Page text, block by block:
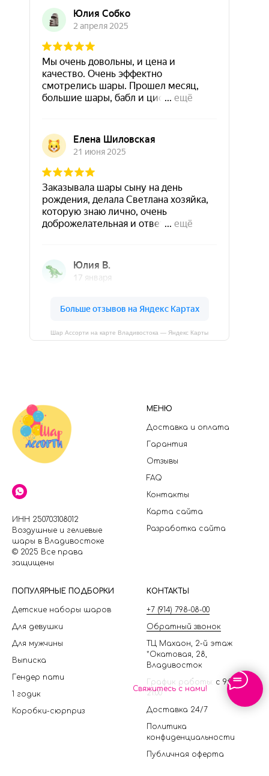
Свяжитесь с нами!
Шар Ассорти на карте Владивостока — Яндекс Карты
ИНН 250703108012
Воздушные и гелиевые
шары в Владивостоке
© 2025 Все права
защищены
МЕНЮ
Доставка и оплата
Гарантия
Отзывы
FAQ
Контакты
Карта сайта
Разработка сайта
ПОПУЛЯРНЫЕ ПОДБОРКИ
Детские наборы шаров
Для девушки
Для мужчины
Выписка
Гендер пати
1 годик
Коробки-сюрприз
КОНТАКТЫ
+7 (914) 798-08-00
Обратный звонок
ТЦ Махаон, 2-й этаж
*Окатовая, 28,
Владивосток
График работы: с 9:00 до
21:00
Доставка 24/7
Политика
конфиденциальности
Публичная оферта